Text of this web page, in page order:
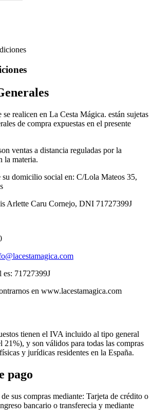
se realicen en La Cesta Mágica. están sujetas
de compra expuestas en el presente
ventas a distancia reguladas por la
la materia.
su domicilio social en: C/Lola Mateos 35,
Arlette Caru Cornejo, DNI 71727399J
es: 71727399J
en www.lacestamagica.com
tienen el IVA incluido al tipo general
21%), y son válidos para todas las compras
y jurídicas residentes en la España.
pago
sus compras mediante: Tarjeta de crédito o
bancario o transferecia y mediante